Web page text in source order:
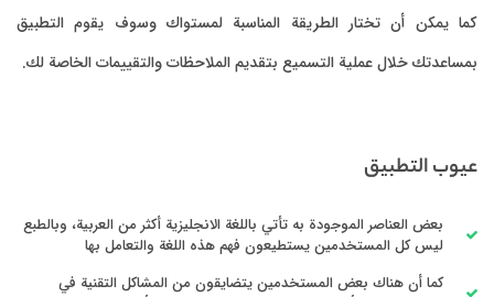
كما يمكن أن تختار الطريقة المناسبة لمستواك وسوف يقوم التطبيق
بمساعدتك خلال عملية التسميع بتقديم الملاحظات والتقييمات الخاصة لك.
عيوب التطبيق
بعض العناصر الموجودة به تأتي باللغة الانجليزية أكثر من العربية، وبالطبع
ليس كل المستخدمين يستطيعون فهم هذه اللغة والتعامل بها
كما أن هناك بعض المستخدمين يتضايقون من المشاكل التقنية في